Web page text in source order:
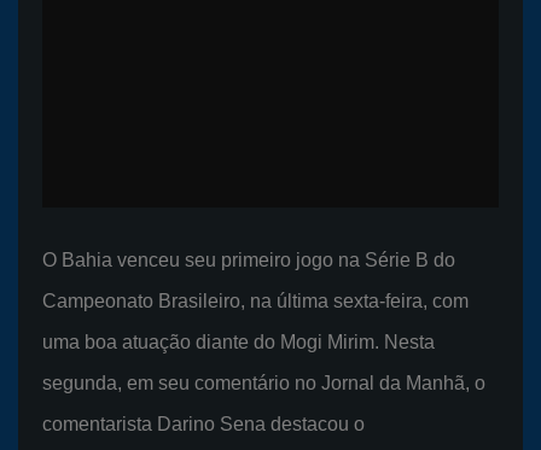
O Bahia venceu seu primeiro jogo na Série B do
Campeonato Brasileiro, na última sexta-feira, com
uma boa atuação diante do Mogi Mirim. Nesta
segunda, em seu comentário no Jornal da Manhã, o
comentarista Darino Sena destacou o